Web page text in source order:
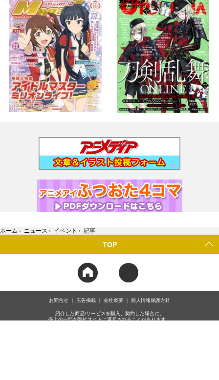
ホーム › ニュース › イベント › 記事
TOP
お問合せ 広告掲載 会社概要 個人情報保護方針
紹介した商品/サービスを購入、契約した場合に、
売上の一部が弊社サイトに還元されることがあります。